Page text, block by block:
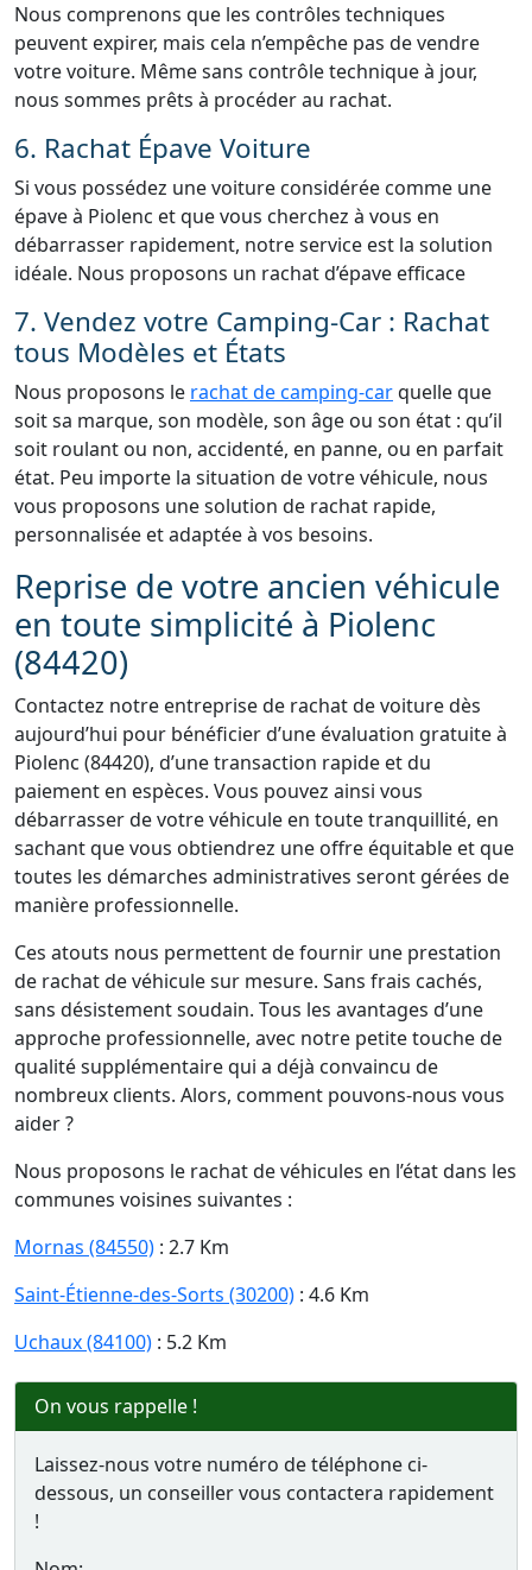
Nous comprenons que les contrôles techniques
peuvent expirer, mais cela n’empêche pas de vendre
votre voiture. Même sans contrôle technique à jour,
nous sommes prêts à procéder au rachat.
6. Rachat Épave Voiture
Si vous possédez une voiture considérée comme une
épave à Piolenc et que vous cherchez à vous en
débarrasser rapidement, notre service est la solution
idéale. Nous proposons un rachat d’épave efficace
7. Vendez votre Camping-Car : Rachat
tous Modèles et États
Nous proposons le rachat de camping-carquelle que
soit sa marque, son modèle, son âge ou son état : qu’il
soit roulant ou non, accidenté, en panne, ou en parfait
état. Peu importe la situation de votre véhicule, nous
vous proposons une solution de rachat rapide,
personnalisée et adaptée à vos besoins.
Reprise de votre ancien véhicule
en toute simplicité à Piolenc
(84420)
Contactez notre entreprise de rachat de voiture dès
aujourd’hui pour bénéficier d’une évaluation gratuite à
Piolenc (84420), d’une transaction rapide et du
paiement en espèces. Vous pouvez ainsi vous
débarrasser de votre véhicule en toute tranquillité, en
sachant que vous obtiendrez une offre équitable et que
toutes les démarches administratives seront gérées de
manière professionnelle.
Ces atouts nous permettent de fournir une prestation
de rachat de véhicule sur mesure. Sans frais cachés,
sans désistement soudain. Tous les avantages d’une
approche professionnelle, avec notre petite touche de
qualité supplémentaire qui a déjà convaincu de
nombreux clients. Alors, comment pouvons-nous vous
aider ?
Nous proposons le rachat de véhicules en l’état dans les
communes voisines suivantes :
Mornas (84550) : 2.7 Km
Saint-Étienne-des-Sorts (30200) : 4.6 Km
Uchaux (84100) : 5.2 Km
On vous rappelle !
Laissez-nous votre numéro de téléphone ci-
dessous, un conseiller vous contactera rapidement
!